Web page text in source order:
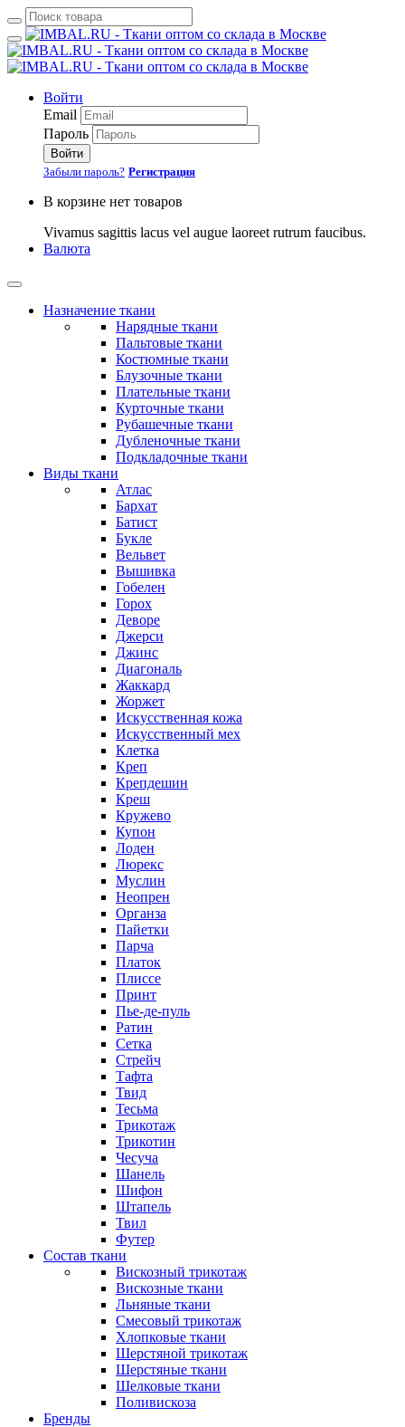
Войти
Email
Пароль
Войти
Забыли пароль? Регистрация
В корзине нет товаров
Vivamus sagittis lacus vel augue laoreet rutrum faucibus.
Валюта
Назначение ткани
Нарядные ткани
Пальтовые ткани
Костюмные ткани
Блузочные ткани
Плательные ткани
Курточные ткани
Рубашечные ткани
Дубленочные ткани
Подкладочные ткани
Виды ткани
Атлас
Бархат
Батист
Букле
Вельвет
Вышивка
Гобелен
Горох
Деворе
Джерси
Джинс
Диагональ
Жаккард
Жоржет
Искусственная кожа
Искусственный мех
Клетка
Креп
Крепдешин
Креш
Кружево
Купон
Лоден
Люрекс
Муслин
Неопрен
Органза
Пайетки
Парча
Платок
Плиссе
Принт
Пье-де-пуль
Ратин
Сетка
Стрейч
Тафта
Твид
Тесьма
Трикотаж
Трикотин
Чесуча
Шанель
Шифон
Штапель
Твил
Футер
Состав ткани
Вискозный трикотаж
Вискозные ткани
Льняные ткани
Смесовый трикотаж
Хлопковые ткани
Шерстяной трикотаж
Шерстяные ткани
Шелковые ткани
Поливискоза
Бренды